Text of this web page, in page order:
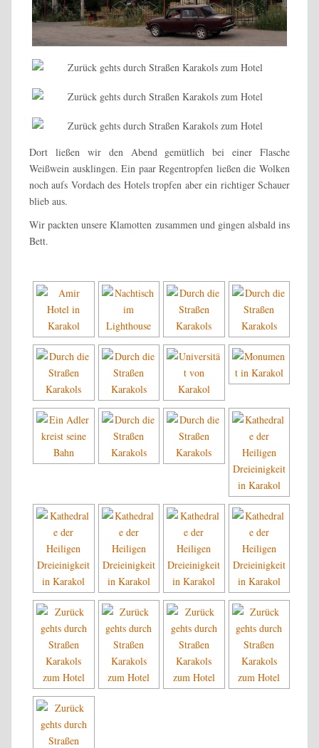
Dort ließen wir den Abend gemütlich bei einer Flasche
Weißwein ausklingen. Ein paar Regentropfen ließen die Wolken
noch aufs Vordach des Hotels tropfen aber ein richtiger Schauer
blieb aus.
Wir packten unsere Klamotten zusammen und gingen alsbald ins
Bett.